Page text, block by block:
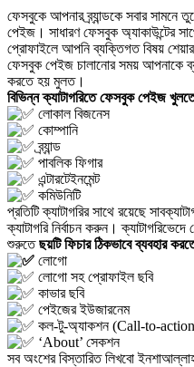
ফেসবুকে আপনার ব্র্যান্ডকে সবার সামনে
পেইজ। সাধারণ ফেসবুক অ্যাকাউন্টের
প্রোফাইলে আপনি ব্যক্তিগত বিষয়
ফেসবুক পেইজ চালানোর সময় আপনাকে
করতে হয় মুলত।
বিভিন্ন ক্যাটাগরিতে ফেসবুক পেইজ
লোকাল বিজনেস
কোম্পানি
ব্র্যান্ড
পাবলিক ফিগার
এন্টারটেইনমেন্ট
কমিউনিটি
প্রতিটি ক্যাটাগরির সাথে রয়েছে
ক্যাটাগরি নির্বাচন করুন।
শুরুতেছয়টি ফিচার ঠিকভাবে ব্যবহার
লোগো
লোগো সহ প্রোফাইল ছবি
কাভার ছবি
পেইজের ইউজারনেম
কল-টু-অ্যাকশন (Call-to-action)
‘About’ সেকশন
সব অংশের বিস্তারিত লিখবো